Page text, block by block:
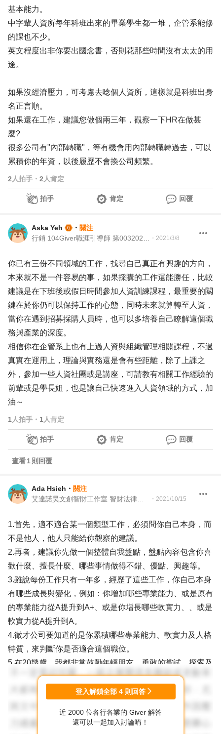
基本能力。
中字輩人資所每年科班出來的畢業學生都一堆，企管系能修
的課也不少。
英文程度出非你要出國念書，否則花那些時間沒有太太的用
途。
如果沒經濟壓力，可考慮去唸個人資所，這樣就是科班出身
名正言順。
如果還在工作，建議您做個兩三年，觀察一下HR在做甚
麼?
很多公司有"內部轉職"，等有機會用內部轉職轉過去，可以
累積你的年資，以後履歷不會換公司頻繁。
2 人拍手 ・ 2 人肯定
拍手 肯定 回覆
Aska Yeh ・ 關注
・ 2021/3/8
你已有三份不同領域的工作，找尋自己真正有興趣的方向，
本來就不是一件容易的事，如果採購的工作還能勝任，比較
建議是在下班後或假日時間參加人資訓練課程，最重要的闗
鍵在於你仍可以保持工作的心態，同時未來就算轉至人資，
當你在遇到招募採購人員時，也可以多培養自己瞭解這個職
務與產業的深度。
相信你在企管系上也有上過人資與組織管理相關課程，不過
真實在運用上，理論與實務還是會有些距離，除了上課之
外，參加一些人資社團或是講座，可請教有相關工作經驗的
前輩或是學長姐，也是讓自己快速進入人資領域的方式，加
油～
1 人拍手 ・ 1 人肯定
拍手 肯定 回覆
查看1 則回覆
Ada Hsieh ・ 關注
・ 2021/10/15
1.首先，適不適合某一個類型工作，必須問你自己本身，而
不是他人，他人只能給你觀察的建議。
2.再者，建議你先做一個整體自我盤點，盤點內容包含你喜
歡什麼、擅長什麼、哪些事情做得不錯、優點、興趣等。
3.雖說每份工作只有一年多，經歷了這些工作，你自己本身
有哪些成長與變化，例如：你增加哪些專業能力、或是原有
的專業能力從A提升到A+、或是你增長哪些軟實力、、或是
軟實力從A提升到A。
4.徵才公司要知道的是你累積哪些專業能力、軟實力及人格
特質，來判斷你是否適合這個職位。
5.在20幾歲，我都非常鼓勵年輕朋友，勇敢的嘗試、探索及
摸索，重點是這些的累積是否都有為你加分。
6.最後，我很喜歡的一句話跟你分享，人生沒有白走的路，
登入解鎖全部 4 則回答
近 2000 位各行各業的 Giver 解答
還可以一起加入討論唷！